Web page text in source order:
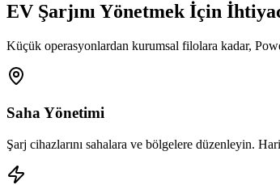
EV Şarjını Yönetmek İçin
Küçük operasyonlardan kurumsal filolara kadar,
Saha Yönetimi
Şarj cihazlarını sahalara ve bölgelere düzenleyin.